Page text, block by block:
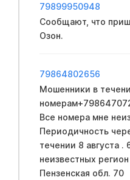
79899950948
Сообщают, что
Озон.
79864802656
Мошенники в
Все номера мне
Периодичность
течении 8 августа .
неизвестных
Пензенская обл. 70